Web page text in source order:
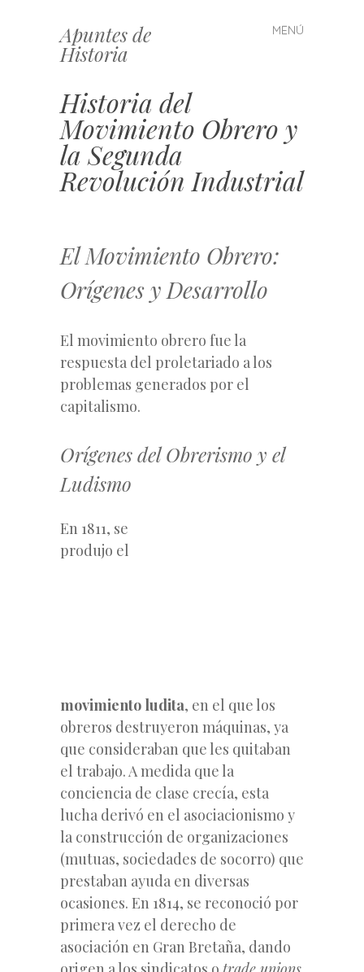
Apuntes de
Historia
MENÚ
Saltar
al
Historia del
Movimiento Obrero y
la Segunda
Revolución Industrial
El Movimiento Obrero:
Orígenes y Desarrollo
El movimiento obrero fue la
respuesta del proletariado a los
problemas generados por el
capitalismo.
Orígenes del Obrerismo y el
Ludismo
En 1811, se
produjo el
movimiento ludita, en el que los
obreros destruyeron máquinas, ya
que consideraban que les quitaban
el trabajo. A medida que la
conciencia de clase crecía, esta
lucha derivó en el asociacionismo y
la construcción de organizaciones
(mutuas, sociedades de socorro) que
prestaban ayuda en diversas
ocasiones. En 1814, se reconoció por
primera vez el derecho de
asociación en Gran Bretaña, dando